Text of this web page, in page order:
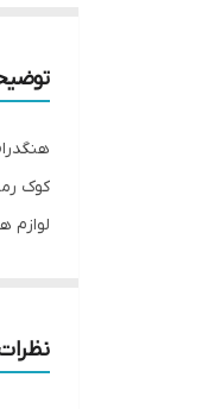
هنگدرام ۹ نت مینرا مدل نیو
کوک
لوازم